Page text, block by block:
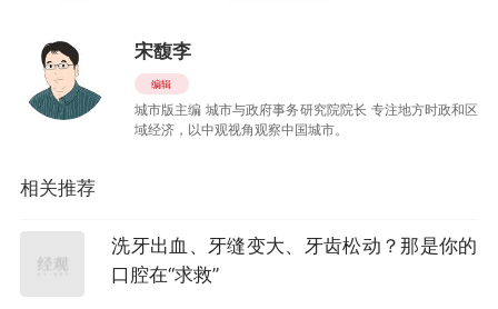
宋馥李
编辑
城市版主编 城市与政府事务研究院院长 专注地方时政和区
域经济，以中观视角观察中国城市。
相关推荐
洗牙出血、牙缝变大、牙齿松动？那是你的
口腔在“求救”